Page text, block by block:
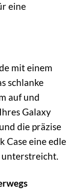
eine
mit einem
schlanke
auf und
Galaxy
die präzise
Case eine edle